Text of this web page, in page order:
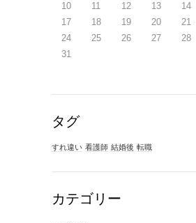
10
11 12 13 14
17
18 19 20 21
24
25 26 27 28
31
タグ
すれ違い 看護師 結婚後 転職
カテゴリー